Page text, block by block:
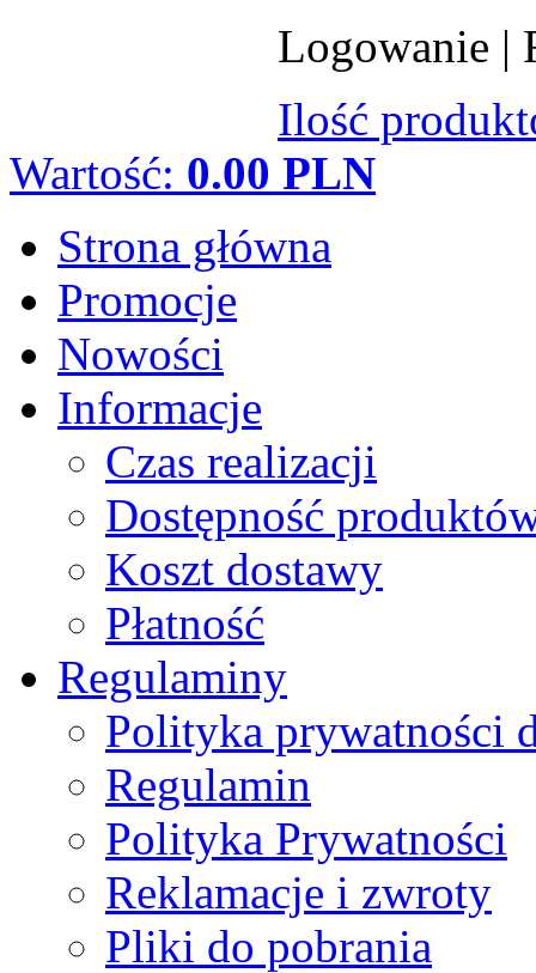
Logowanie |
Ilość
Wartość: 0.00 PLN
Strona główna
Promocje
Nowości
Informacje
Czas realizacji
Dostępność
Koszt dostawy
Płatność
Regulaminy
Polityka prywatności
Regulamin
Polityka Prywatności
Reklamacje i zwroty
Pliki do pobrania